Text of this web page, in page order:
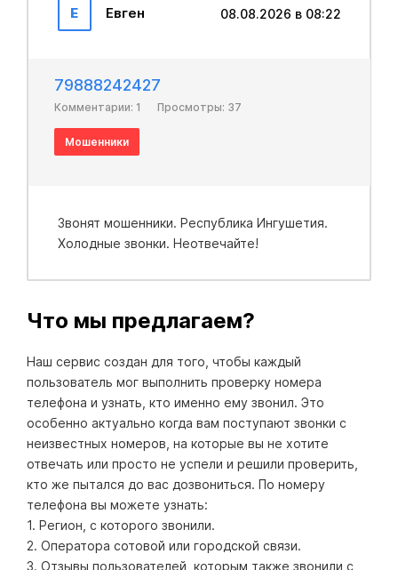
Е Евген 08.08.2026 в 08:22
79888242427
Комментарии: 1 Просмотры: 37
Мошенники
Звонят мошенники. Республика Ингушетия.
Холодные звонки. Неотвечайте!
Что мы предлагаем?
Наш сервис создан для того, чтобы каждый
пользователь мог выполнить проверку номера
телефона и узнать, кто именно ему звонил. Это
особенно актуально когда вам поступают звонки с
неизвестных номеров, на которые вы не хотите
отвечать или просто не успели и решили проверить,
кто же пытался до вас дозвониться. По номеру
телефона вы можете узнать:
1. Регион, с которого звонили.
2. Оператора сотовой или городской связи.
3. Отзывы пользователей, которым также звонили с